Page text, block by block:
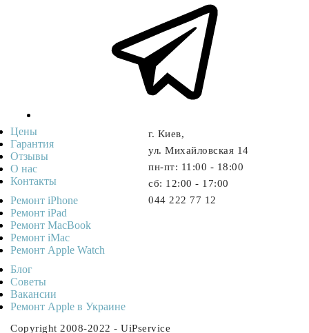
г. Киев,
ул. Михайловская 14
пн-пт: 11:00 - 18:00
cб: 12:00 - 17:00
044 222 77 12
Цены
Гарантия
Отзывы
О нас
Контакты
Ремонт iPhone
Ремонт iPad
Ремонт MacBook
Ремонт iMac
Ремонт Apple Watch
Блог
Советы
Ваканcии
Ремонт Apple в Украине
Copyright 2008-2022 - UiPservice